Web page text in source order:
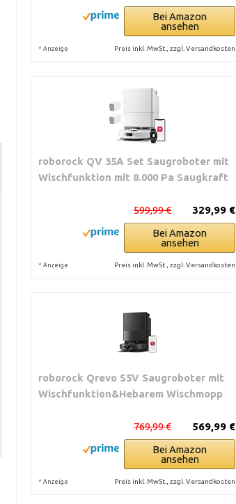
Bei Amazon
ansehen
* Anzeige Preis inkl. MwSt., zzgl. Versandkosten
roborock QV 35A Set Saugroboter mit
Wischfunktion mit 8.000 Pa Saugkraft
329,99 €
599,99 €
Bei Amazon
ansehen
* Anzeige Preis inkl. MwSt., zzgl. Versandkosten
roborock Qrevo S5V Saugroboter mit
Wischfunktion&Hebarem Wischmopp
569,99 €
769,99 €
Bei Amazon
ansehen
* Anzeige Preis inkl. MwSt., zzgl. Versandkosten